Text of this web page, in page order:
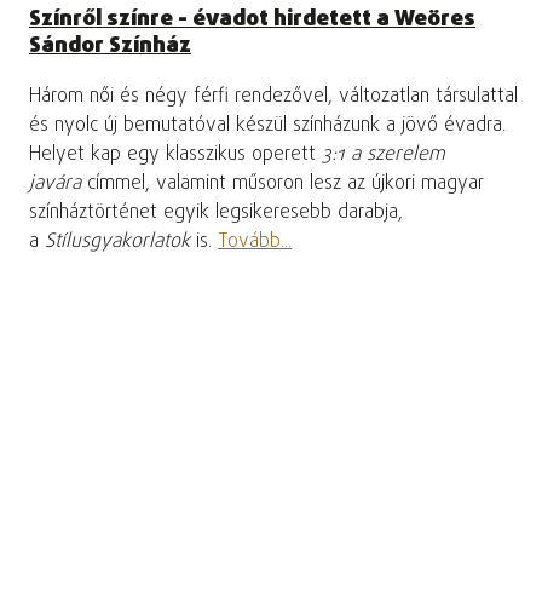
Színről színre - évadot hirdetett a Weöres
Sándor Színház
Három női és négy férfi rendezővel, változatlan társulattal
és nyolc új bemutatóval készül színházunk a jövő évadra.
Helyet kap egy klasszikus operett 3:1 a szerelem
javáracímmel, valamint műsoron lesz az újkori magyar
színháztörténet egyik legsikeresebb darabja,
a Stílusgyakorlatokis. Tovább...